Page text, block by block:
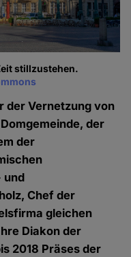
stillzustehen.
der Vernetzung von
der
der
und
Chef der
gleichen
Diakon der
2018 Präses der